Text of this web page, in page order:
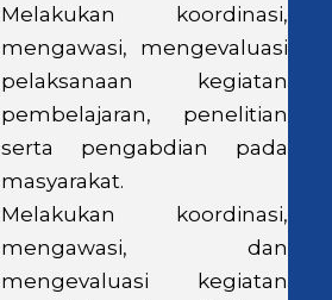
Melakukan koordinasi,
mengawasi, mengevaluasi
pelaksanaan kegiatan
pembelajaran, penelitian
serta pengabdian pada
masyarakat.
Melakukan koordinasi,
mengawasi, dan
mengevaluasi kegiatan